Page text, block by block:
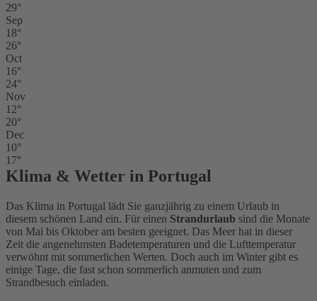
29°
Sep
18°
26°
Oct
16°
24°
Nov
12°
20°
Dec
10°
17°
Klima & Wetter in Portugal
Das Klima in Portugal lädt Sie ganzjährig zu einem Urlaub in
diesem schönen Land ein. Für einen Strandurlaub sind die Monate
von Mai bis Oktober am besten geeignet. Das Meer hat in dieser
Zeit die angenehmsten Badetemperaturen und die Lufttemperatur
verwöhnt mit sommerlichen Werten. Doch auch im Winter gibt es
einige Tage, die fast schon sommerlich anmuten und zum
Strandbesuch einladen.